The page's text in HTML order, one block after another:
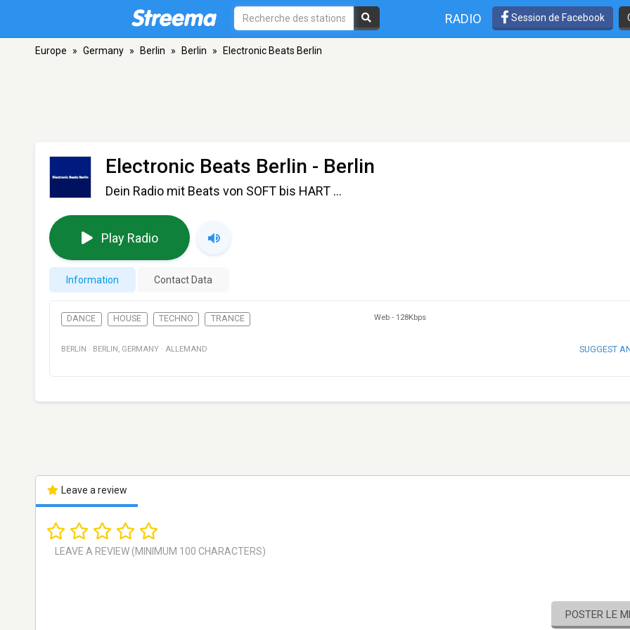
RADIO Session de Facebook
Europe » Germany » Berlin » Berlin » Electronic Beats Berlin
Electronic Beats Berlin - Berlin
Dein Radio mit Beats von SOFT bis HART ...
Play Radio
Information Contact Data
DANCE HOUSE TECHNO TRANCE Web - 128Kbps
BERLIN · BERLIN , GERMANY · ALLEMAND SUGGEST
Leave a review
POSTER LE